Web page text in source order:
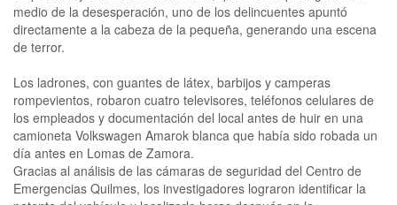
medio de la desesperación, uno de los delincuentes apuntó
directamente a la cabeza de la pequeña, generando una escena
de terror.
Los ladrones, con guantes de látex, barbijos y camperas
rompevientos, robaron cuatro televisores, teléfonos celulares de
los empleados y documentación del local antes de huir en una
camioneta Volkswagen Amarok blanca que había sido robada un
día antes en Lomas de Zamora.
Gracias al análisis de las cámaras de seguridad del Centro de
Emergencias Quilmes, los investigadores lograron identificar la